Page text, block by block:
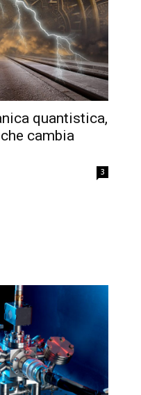
quantistica,
cambia
3